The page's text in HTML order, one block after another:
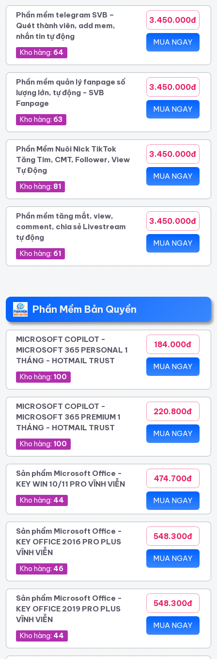
Phần mềm telegram SVB –
Quét thành viên, add mem,
nhắn tin tự động
Kho hàng: 64
3.450.000đ
MUA NGAY
Phần mềm quản lý fanpage số
lượng lớn, tự động - SVB
Fanpage
Kho hàng: 63
3.450.000đ
MUA NGAY
Phần Mềm Nuôi Nick TikTok
Tăng Tim, CMT, Follower, View
Tự Động
Kho hàng: 81
3.450.000đ
MUA NGAY
Phần mềm tăng mắt, view,
comment, chia sẻ Livestream
tự động
Kho hàng: 61
3.450.000đ
MUA NGAY
Phần Mềm Bản Quyền
MICROSOFT COPILOT -
MICROSOFT 365 PERSONAL 1
THÁNG - HOTMAIL TRUST
Kho hàng: 100
184.000đ
MUA NGAY
MICROSOFT COPILOT -
MICROSOFT 365 PREMIUM 1
THÁNG - HOTMAIL TRUST
Kho hàng: 100
220.800đ
MUA NGAY
Sản phẩm Microsoft Office -
KEY WIN 10/11 PRO VĨNH VIỄN
Kho hàng: 44
474.700đ
MUA NGAY
Sản phẩm Microsoft Office -
KEY OFFICE 2016 PRO PLUS
VĨNH VIỄN
Kho hàng: 46
548.300đ
MUA NGAY
Sản phẩm Microsoft Office -
KEY OFFICE 2019 PRO PLUS
VĨNH VIỄN
Kho hàng: 44
548.300đ
MUA NGAY